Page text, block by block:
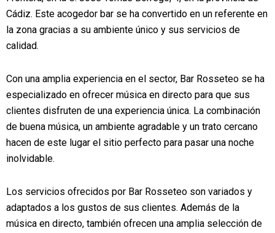
Cádiz. Este acogedor bar se ha convertido en un referente en
la zona gracias a su ambiente único y sus servicios de
calidad.
Con una amplia experiencia en el sector, Bar Rosseteo se ha
especializado en ofrecer música en directo para que sus
clientes disfruten de una experiencia única. La combinación
de buena música, un ambiente agradable y un trato cercano
hacen de este lugar el sitio perfecto para pasar una noche
inolvidable.
Los servicios ofrecidos por Bar Rosseteo son variados y
adaptados a los gustos de sus clientes. Además de la
música en directo, también ofrecen una amplia selección de